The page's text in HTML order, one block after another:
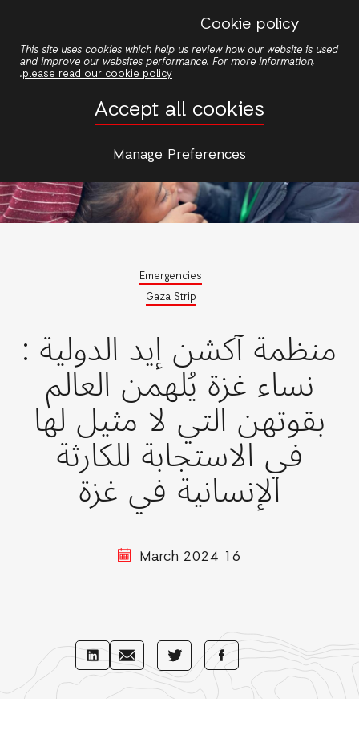
Cookie policy
This site uses cookies which help us review how our website is used
and improve our websites performance. For more information,
please read our cookie policy
.
Accept all cookies
Manage Preferences
main
content
Emergencies
Gaza Strip
منظمة آكشن إيد الدولية :
نساء غزة يُلهمن العالم
بقوتهن التي لا مثيل لها
في الاستجابة للكارثة
الإنسانية في غزة
16 March 2024
Share
with
Share
with
Share
with
Share
with